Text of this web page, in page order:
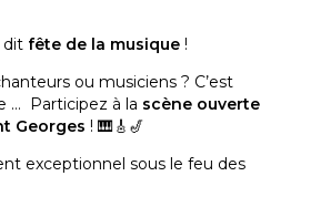
dit fête de la musique !
ou musiciens ? C’est
… Participez à la scène ouverte
Georges ! 🎹🎸🎷
exceptionnel sous le feu des